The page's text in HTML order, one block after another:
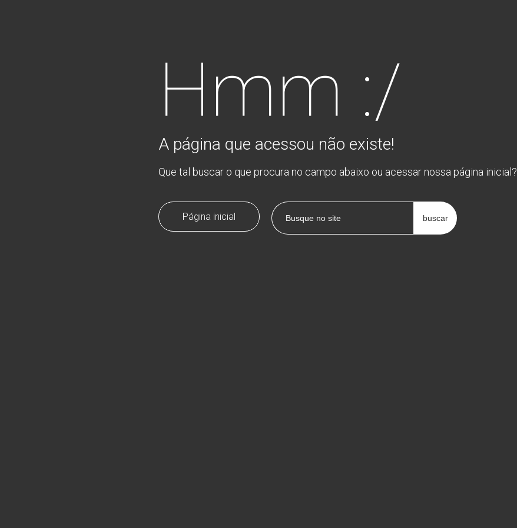
Hmm :/
A página que acessou não existe!
Que tal buscar o que procura no campo abaixo ou acessar nossa página inicial?
Página inicial